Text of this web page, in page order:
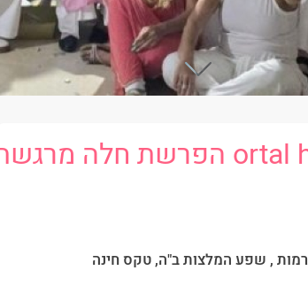
הפרשת חלה
, שפע המלצות ב"ה, טקס חינה